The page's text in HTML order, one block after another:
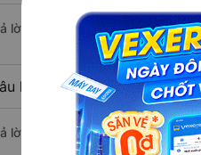
lời: Đoạn đường đi Ninh Bình từ
hỏi: Mỗi ngày có bao
lời: Trung bình mỗi ngày có